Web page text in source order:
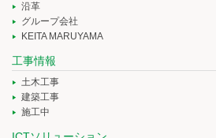
沿革
グループ会社
KEITA MARUYAMA
工事情報
土木工事
建築工事
施工中